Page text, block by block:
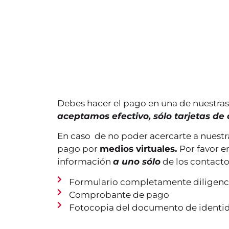
Debes hacer el pago en una de
aceptamos efectivo, sólo tarjetas de
En caso de no poder acercarte a
pago por medios virtuales. Por favor
información a uno sólo de los
Formulario completamente
Comprobante de pago
Fotocopia del documento de
Este nivel evalúa los
conocimientos
iniciales. Se trata del
nivel más elemental
Este nivel valida los
conocimientos
lingüísticos de un
usuario elemental,
Nivel